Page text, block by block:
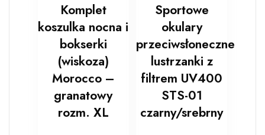
Komplet
koszulka nocna i
bokserki
(wiskoza)
Morocco –
granatowy
rozm. XL
Sportowe
okulary
przeciwsłoneczne
lustrzanki z
filtrem UV400
STS-01
czarny/srebrny